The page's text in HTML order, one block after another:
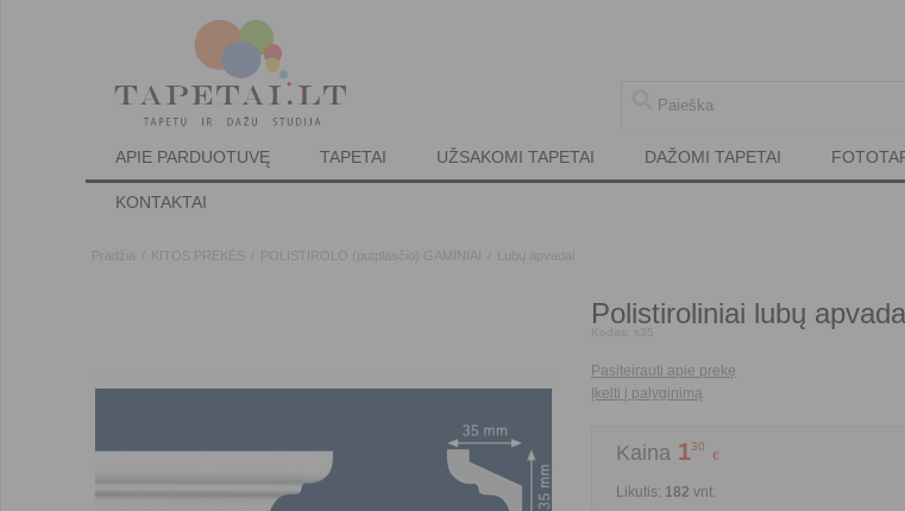
APIE PARDUOTUVĘ TAPETAI UŽSAKOMI TAPETAI DAŽOMI TAPETAI
KONTAKTAI
Pradžia KITOS PREKĖS POLISTIROLO (putplasčio) GAMINIAI Lubų apvadai
Polistiroliniai lubų
Kodas:
Pasiteirauti apie prekę
Įkelti į palyginimą
Kaina 130
€
Likutis: 182 vnt.